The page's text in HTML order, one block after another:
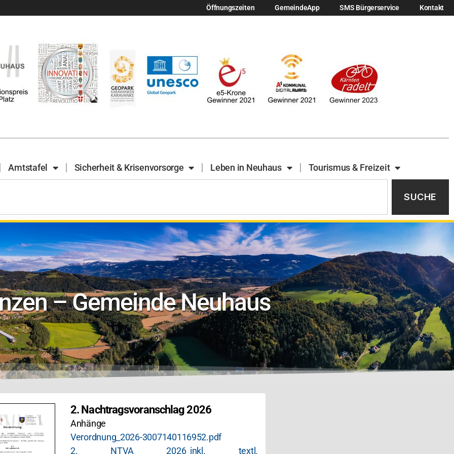
Öffnungszeiten GemeindeApp SMS Bürgerservice Kontakt
Amtstafel Sicherheit & Krisenvorsorge Leben in Neuhaus Tourismus & Freizeit
SUCHE
– Gemeinde Neuhaus
2. Nachtragsvoranschlag 2026
Anhänge
Verordnung_2026-3007140116952.pdf
2. NTVA 2026_inkl. textl.